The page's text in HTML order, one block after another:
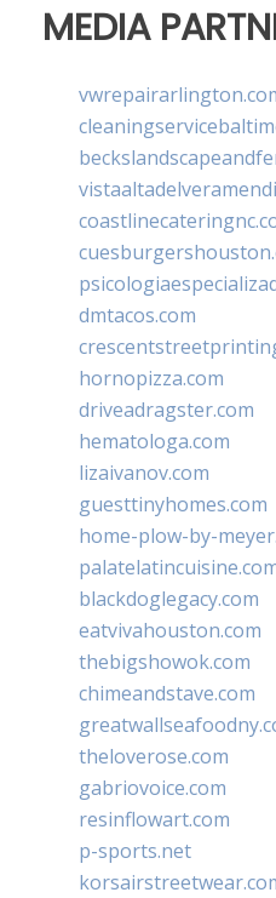
MEDIA
dmtacos.com
hornopizza.com
driveadragster.com
hematologa.com
lizaivanov.com
guesttinyhomes.com
home-plow-by-
blackdoglegacy.com
eatvivahouston.com
thebigshowok.com
chimeandstave.com
theloverose.com
gabriovoice.com
resinflowart.com
p-sports.net